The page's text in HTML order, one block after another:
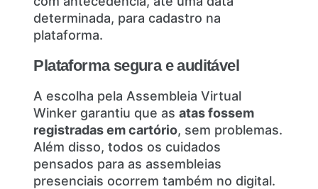
determinada, para cadastro na
plataforma.
Plataforma segura e auditável
A escolha pela Assembleia Virtual
Winker garantiu que asatas fossem
registradas em cartório, sem problemas.
Além disso, todos os cuidados
pensados para as assembleias
presenciais ocorrem também no digital.